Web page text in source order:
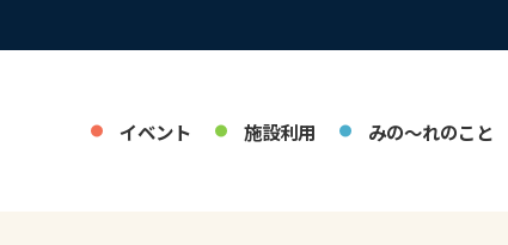
イベント 施設利用 みの～れのこと